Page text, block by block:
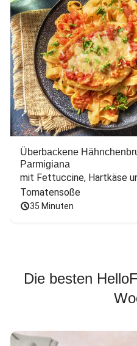
Überbackene
Parmigiana
mit Fettuccine, Hartkäse
Tomatensoße
35 Minuten
Die besten